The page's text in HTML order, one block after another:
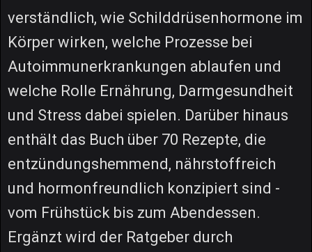
verständlich, wie Schilddrüsenhormone im
Körper wirken, welche Prozesse bei
Autoimmunerkrankungen ablaufen und
welche Rolle Ernährung, Darmgesundheit
und Stress dabei spielen. Darüber hinaus
enthält das Buch über 70 Rezepte, die
entzündungshemmend, nährstoffreich
und hormonfreundlich konzipiert sind -
vom Frühstück bis zum Abendessen.
Ergänzt wird der Ratgeber durch